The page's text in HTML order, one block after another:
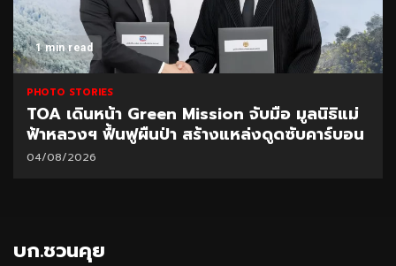
1 min read
PHOTO STORIES
TOA เดินหน้า Green Mission จับมือ มูลนิธิแม่
ฟ้าหลวงฯ ฟื้นฟูผืนป่า สร้างแหล่งดูดซับคาร์บอน
04/08/2026
บก.ชวนคุย